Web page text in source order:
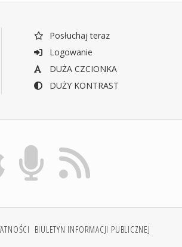
Posłuchaj teraz
Logowanie
DUŻA CZCIONKA
DUŻY KONTRAST
BIULETYN INFORMACJI PUBLICZNEJ